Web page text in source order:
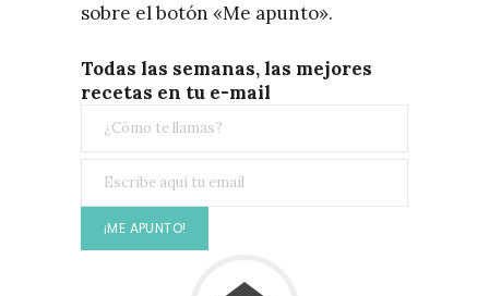
sobre el botón «Me apunto».
Todas las semanas, las mejores
recetas en tu e-mail